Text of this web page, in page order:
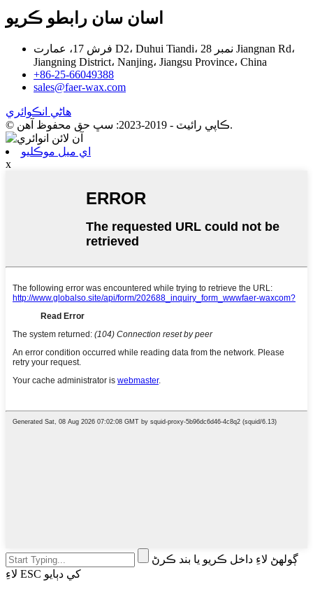
اسان سان رابطو ڪريو
فرش 17، عمارت D2، Duhui Tiandi، نمبر 28 Jiangnan Rd،
Jiangning District، Nanjing، Jiangsu Province، China
+86-25-66049388
sales@faer-wax.com
هاڻي انڪوائري
© ڪاپي رائيٽ - 2019-2023: سڀ حق محفوظ آهن.
اي ميل موڪليو
x
ڳولهڻ لاءِ داخل ڪريو يا بند ڪرڻ
لاءِ ESC کي دٻايو